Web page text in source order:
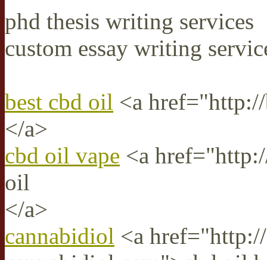
phd thesis writing services
custom essay writing
best cbd oil <a
</a>
cbd oil vape <a
oil
</a>
cannabidiol <a